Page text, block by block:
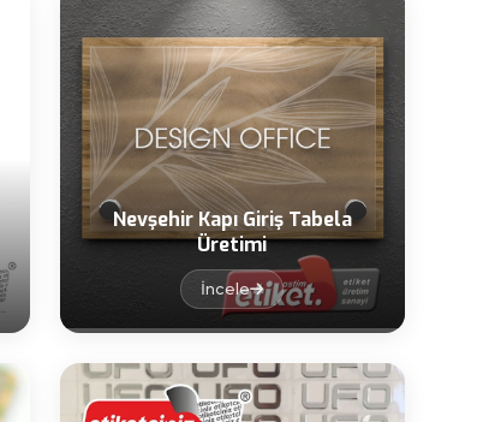
Nevşehir Kapı Giriş Tabela
Üretimi
İncele